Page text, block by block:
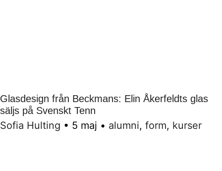
Glasdesign från Beckmans: Elin Åkerfeldts glas
säljs på Svenskt Tenn
Sofia Hulting • 5 maj • alumni, form, kurser